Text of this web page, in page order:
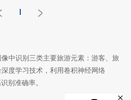
中识别三类主要旅游元素：游客、旅
度学习技术，利用卷积神经网络
别准确率。